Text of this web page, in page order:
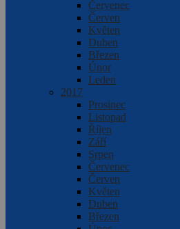
Červenec
Červen
Květen
Duben
Březen
Únor
Leden
2017
Prosinec
Listopad
Říjen
Září
Srpen
Červenec
Červen
Květen
Duben
Březen